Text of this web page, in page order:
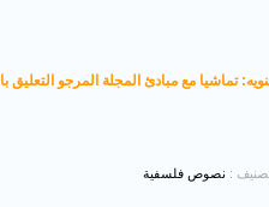
تماشيا مع مبادئ المجلة المرجو التعليق
: نصوص فلسفية